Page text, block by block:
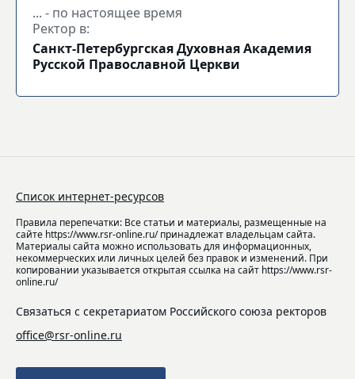
... - по настоящее время
Ректор в:
Санкт-Петербургская Духовная Академия
Русской Православной Церкви
Список интернет-ресурсов
Правила перепечатки: Все статьи и материалы, размещенные на
сайте https://www.rsr-online.ru/ принадлежат владельцам сайта.
Материалы сайта можно использовать для информационных,
некоммерческих или личных целей без правок и изменений. При
копировании указывается открытая ссылка на сайт https://www.rsr-
online.ru/
Связаться с секретариатом Российского союза ректоров
office@rsr-online.ru